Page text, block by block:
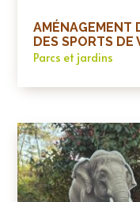
AMÉNAGEMENT
DES SPORTS DE
Parcs et jardins